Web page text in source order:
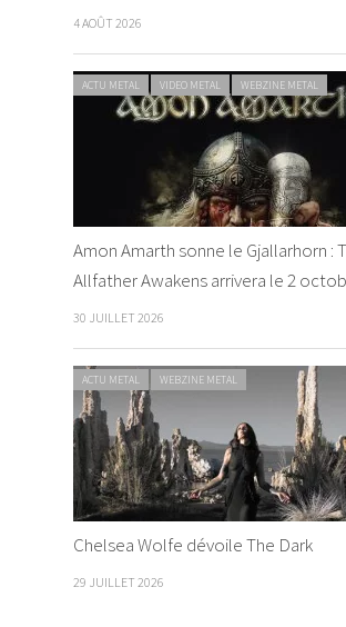
4 AOÛT 2026
ACTU METAL VIDEO METAL WEBZINE METAL
Amon Amarth sonne le Gjallarhorn :
Allfather Awakens arrivera le 2
30 JUILLET 2026
ACTU METAL WEBZINE METAL
Chelsea Wolfe dévoile The Dark
29 JUILLET 2026